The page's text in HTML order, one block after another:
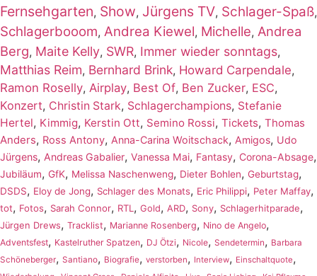
Fernsehgarten, Show, Jürgens TV, Schlager-Spaß,
Schlagerbooom, Andrea Kiewel, Michelle, Andrea
Berg, Maite Kelly, SWR, Immer wieder sonntags,
Matthias Reim, Bernhard Brink, Howard Carpendale,
Ramon Roselly, Airplay, Best Of, Ben Zucker, ESC,
Konzert, Christin Stark, Schlagerchampions, Stefanie
Hertel, Kimmig, Kerstin Ott, Semino Rossi, Tickets, Thomas
Anders, Ross Antony, Anna-Carina Woitschack, Amigos, Udo
Jürgens, Andreas Gabalier, Vanessa Mai, Fantasy, Corona-Absage,
Jubiläum, GfK, Melissa Naschenweng, Dieter Bohlen, Geburtstag,
DSDS, Eloy de Jong, Schlager des Monats, Eric Philippi, Peter Maffay,
tot, Fotos, Sarah Connor, RTL , Gold, ARD, Sony, Schlagerhitparade,
Jürgen Drews, Tracklist, Marianne Rosenberg, Nino de Angelo,
Adventsfest, Kastelruther Spatzen, DJ Ötzi, Nicole, Sendetermin, Barbara
Schöneberger, Santiano, Biografie, verstorben, Interview, Einschaltquote,